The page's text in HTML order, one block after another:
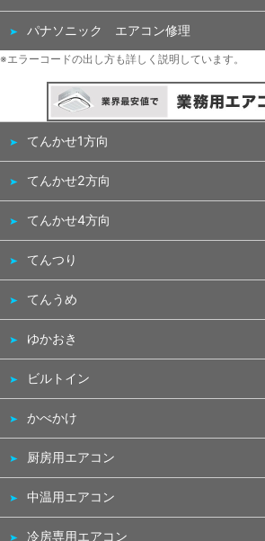
パナソニック エアコン修理
※エラーコードの出し方も詳しく説明しています。
てんかせ1方向
てんかせ2方向
てんかせ4方向
てんつり
てんうめ
ゆかおき
ビルトイン
かべかけ
厨房用エアコン
中温用エアコン
冷房専用エアコン